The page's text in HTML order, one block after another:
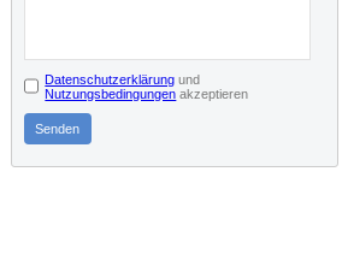
Datenschutzerklärung und
Nutzungsbedingungen akzeptieren
Senden